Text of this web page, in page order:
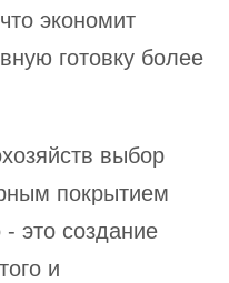
экономит
готовку более
выбор
покрытием
это создание
и